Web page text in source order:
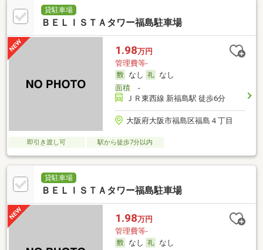
貸駐車場
ＢＥＬＩＳＴＡタワー福島駐車場
1.98万円
管理費等-
なし
なし
面積-
ＪＲ東西線 新福島駅 徒歩6分
大阪府大阪市福島区福島４丁目
即引き渡し可 駅から徒歩7分以内
貸駐車場
ＢＥＬＩＳＴＡタワー福島駐車場
1.98万円
管理費等-
なし
なし